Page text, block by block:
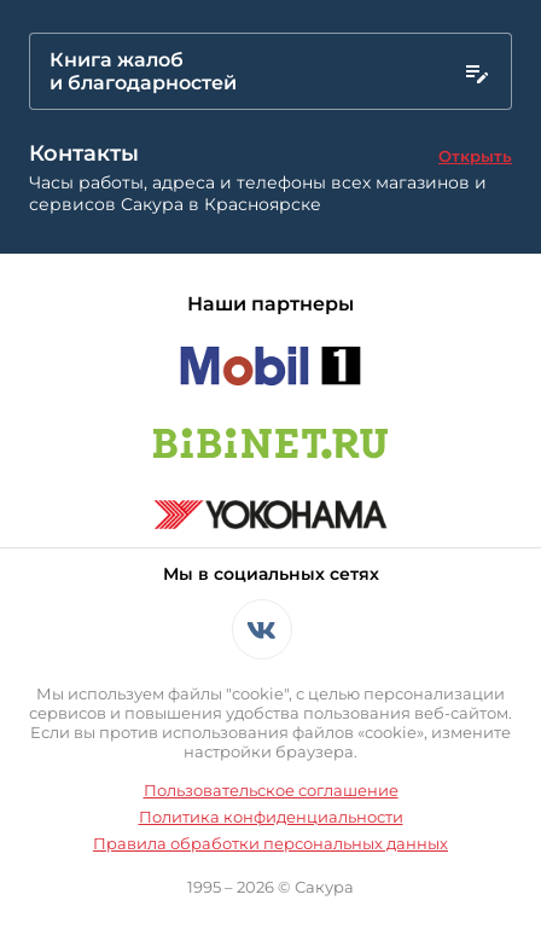
Книга жалоб
и благодарностей
Контакты Открыть
Часы работы, адреса и телефоны всех магазинов и
сервисов Сакура в Красноярске
Наши партнеры
Мы в социальных сетях
Мы используем файлы "cookie", с целью персонализации
сервисов и повышения удобства пользования веб-сайтом.
Если вы против использования файлов «cookie», измените
настройки браузера.
Пользовательское соглашение
Политика конфиденциальности
Правила обработки персональных данных
1995 – 2026 © Сакура